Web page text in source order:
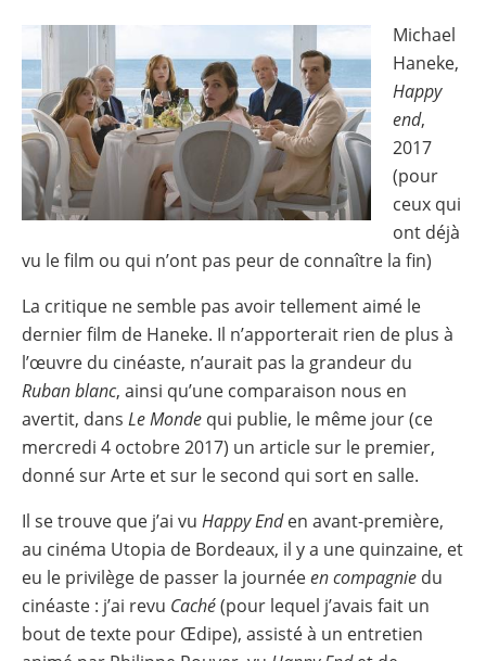
Image
Michael
Haneke,
Happy
end,
2017
(pour
ceux qui
ont déjà
vu le film ou qui n’ont pas peur de connaître la fin)
La critique ne semble pas avoir tellement aimé le
dernier film de Haneke. Il n’apporterait rien de plus à
l’œuvre du cinéaste, n’aurait pas la grandeur du
Ruban blanc, ainsi qu’une comparaison nous en
avertit, dans Le Monde qui publie, le même jour (ce
mercredi 4 octobre 2017) un article sur le premier,
donné sur Arte et sur le second qui sort en salle.
Il se trouve que j’ai vu Happy Enden avant-première,
au cinéma Utopia de Bordeaux, il y a une quinzaine, et
eu le privilège de passer la journéeen compagnie du
cinéaste : j’ai revu Caché(pour lequel j’avais fait un
bout de texte pour Œdipe), assisté à un entretien